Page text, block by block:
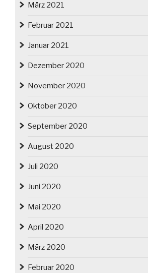
März 2021
Februar 2021
Januar 2021
Dezember 2020
November 2020
Oktober 2020
September 2020
August 2020
Juli 2020
Juni 2020
Mai 2020
April 2020
März 2020
Februar 2020